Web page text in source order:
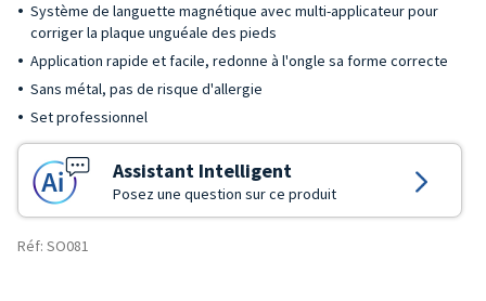
Système de languette magnétique avec multi-applicateur pour
corriger la plaque unguéale des pieds
Application rapide et facile, redonne à l'ongle sa forme correcte
Sans métal, pas de risque d'allergie
Set professionnel
Assistant Intelligent
Posez une question sur ce produit
Réf: SO081